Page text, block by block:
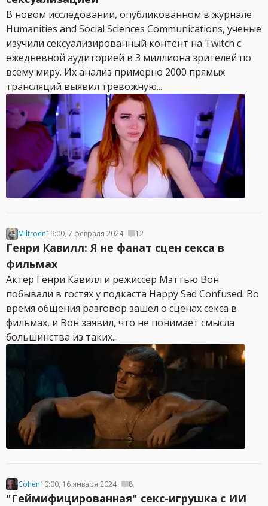
В новом исследовании, опубликованном в журнале
Humanities and Social Sciences Communications, ученые
изучили сексуализированный контент на Twitch с
ежедневной аудиторией в 3 миллиона зрителей по
всему миру. Их анализ примерно 2000 прямых
трансляций выявил тревожную...
Miltroen19:00, 7 февраля 2024 12
Генри Кавилл: Я не фанат сцен секса в
фильмах
Актер Генри Кавилл и режиссер Мэттью Вон
побывали в гостях у подкаста Happy Sad Confused. Во
время общения разговор зашел о сценах секса в
фильмах, и Вон заявил, что не понимает смысла
большинства из таких...
Cohen10:00, 16 января 2024 8
"Геймифицированная" секс-игрушка с ИИ